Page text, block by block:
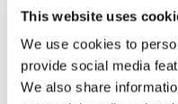
This website uses
We use cookies to
provide social media
We also share
är ju mycket
här eller där,
–Han blev väl